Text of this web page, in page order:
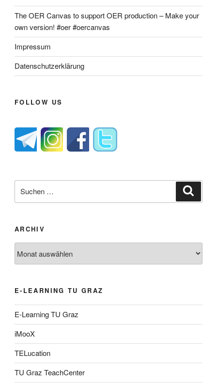
The OER Canvas to support OER production – Make your
own version! #oer #oercanvas
Impressum
Datenschutzerklärung
FOLLOW US
nach:
ARCHIV
E-LEARNING TU GRAZ
E-Learning TU Graz
iMooX
TELucation
TU Graz TeachCenter